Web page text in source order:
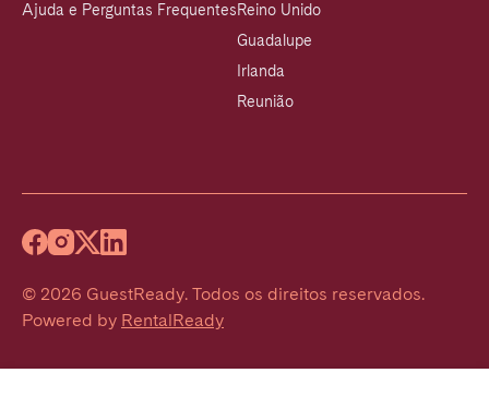
Ajuda e Perguntas FrequentesReino Unido
Guadalupe
Irlanda
Reunião
© 2026 GuestReady. Todos os direitos reservados.
Powered by RentalReady